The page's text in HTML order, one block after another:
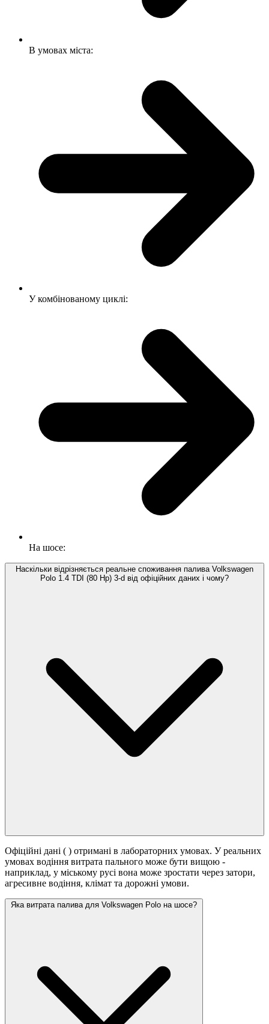
В умовах міста:
У комбінованому циклі:
На шосе:
Наскільки відрізняється реальне споживання палива Volkswagen
Polo 1.4 TDI (80 Hp) 3-d від офіційних даних і чому?
Офіційні дані ( ) отримані в лабораторних умовах. У реальних
умовах водіння витрата пального може бути вищою -
наприклад, у міському русі вона може зростати через затори,
агресивне водіння, клімат та дорожні умови.
Яка витрата палива для Volkswagen Polo на шосе?